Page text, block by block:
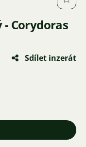
- Corydoras
Sdílet inzerát